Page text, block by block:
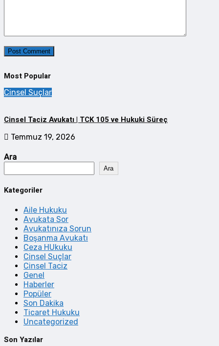
Most Popular
Cinsel Suçlar
Cinsel Taciz Avukatı | TCK 105 ve Hukuki Süreç
Temmuz 19, 2026
Ara
Ara
Kategoriler
Aile Hukuku
Avukata Sor
Avukatınıza Sorun
Boşanma Avukatı
Ceza HUkuku
Cinsel Suçlar
Cinsel Taciz
Genel
Haberler
Popüler
Son Dakika
Ticaret Hukuku
Uncategorized
Son Yazılar